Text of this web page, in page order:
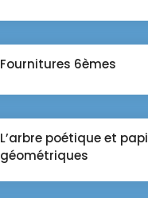
Fournitures 6èmes
L’arbre poétique et
géométriques